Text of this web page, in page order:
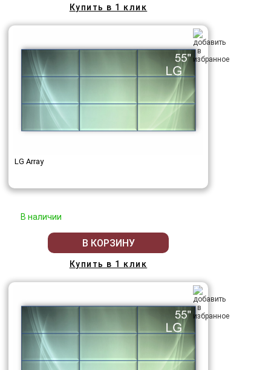
Купить в 1 клик
LG Array
В наличии
В КОРЗИНУ
Купить в 1 клик